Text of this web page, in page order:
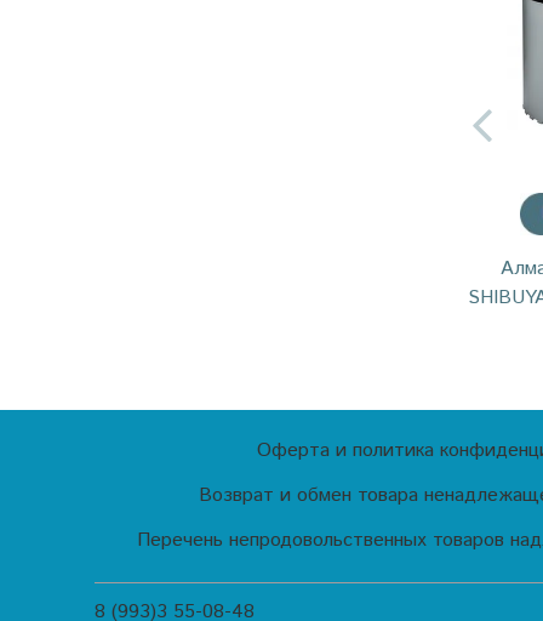
Оферта и политика
Возврат и обмен товара
Перечень непродовольственных товаров
8 (993)3 55-08-48